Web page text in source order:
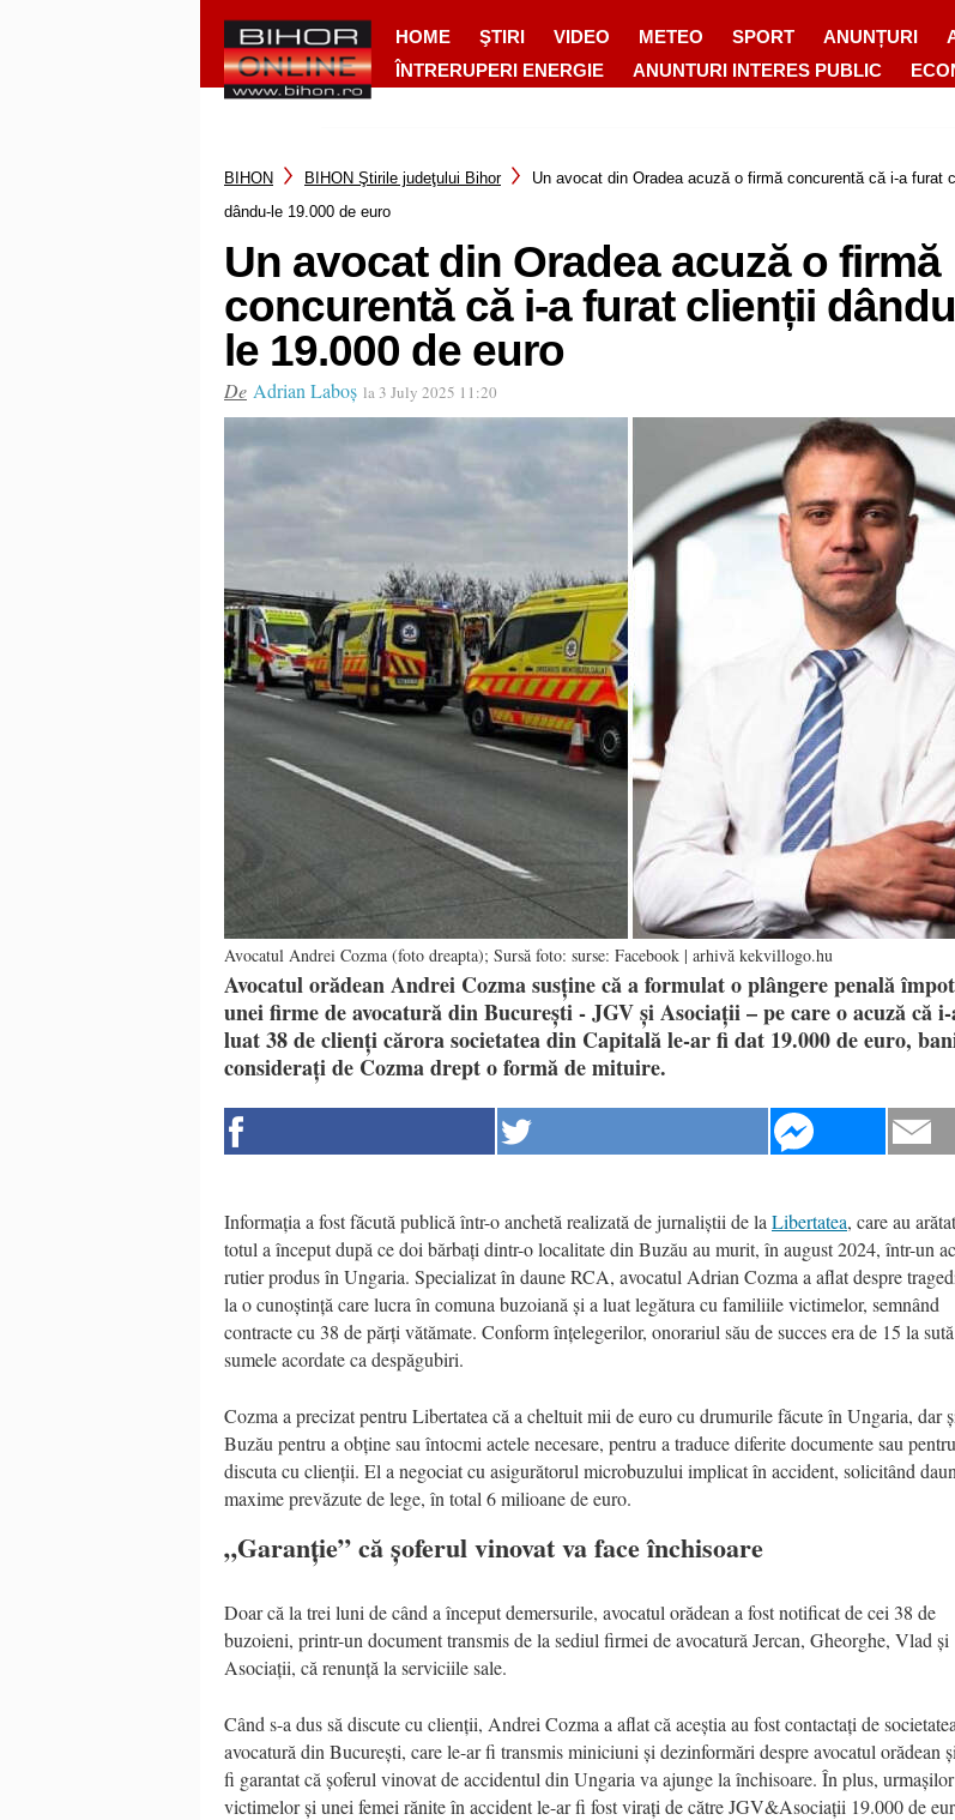
HOME ŞTIRI VIDEO METEO SPORT ANUNȚURI
ÎNTRERUPERI ENERGIE
ANUNTURI INTERES PUBLIC
BIHON BIHON Ştirile judeţului Bihor
Un avocat din Oradea acuză o firmă concurentă că i-a furat
dându-le 19.000 de euro
Un avocat din Oradea acuză o firmă
concurentă că i-a furat clienții
le 19.000 de euro
De Adrian Laboș la 3 July 2025 11:20
Avocatul Andrei Cozma (foto dreapta); Sursă foto: surse: Facebook | arhivă kekvillogo.hu
Avocatul orădean Andrei Cozma susține că a formulat o plângere penală
unei firme de avocatură din București - JGV și Asociații – pe care o acuză că
luat 38 de clienți cărora societatea din Capitală le-ar fi dat 19.000 de euro,
considerați de Cozma drept o formă de mituire.
Informația a fost făcută publică într-o anchetă realizată de jurnaliștii de la Libertatea, care au
totul a început după ce doi bărbați dintr-o localitate din Buzău au murit, în august 2024, într-un
rutier produs în Ungaria. Specializat în daune RCA, avocatul Adrian Cozma a aflat despre
la o cunoștință care lucra în comuna buzoiană și a luat legătura cu familiile victimelor, semnând
contracte cu 38 de părți vătămate. Conform înțelegerilor, onorariul său de succes era de 15 la
sumele acordate ca despăgubiri.
Cozma a precizat pentru Libertatea că a cheltuit mii de euro cu drumurile făcute în Ungaria, dar
Buzău pentru a obține sau întocmi actele necesare, pentru a traduce diferite documente sau
discuta cu clienții. El a negociat cu asigurătorul microbuzului implicat în accident, solicitând
maxime prevăzute de lege, în total 6 milioane de euro.
„Garanție” că șoferul vinovat va face închisoare
Doar că la trei luni de când a început demersurile, avocatul orădean a fost notificat de cei 38 de
buzoieni, printr-un document transmis de la sediul firmei de avocatură Jercan, Gheorghe, Vlad și
Asociații, că renunță la serviciile sale.
Când s-a dus să discute cu clienții, Andrei Cozma a aflat că aceștia au fost contactați de
avocatură din București, care le-ar fi transmis miniciuni și dezinformări despre avocatul orădean
fi garantat că șoferul vinovat de accidentul din Ungaria va ajunge la închisoare. În plus, urmașilor
victimelor și unei femei rănite în accident le-ar fi fost virați de către JGV&Asociații 19.000 de